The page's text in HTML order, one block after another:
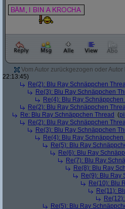
Vom Autor zurückgezogen oder
22:13:45)
Re(2): Blu Ray Schnäppchen
Re(3): Blu Ray Schnäppchen
Re(4): Blu Ray Schnäppchen
Re(2): Blu Ray Schnäppchen
Re: Blu Ray Schnäppchen Thread (
Re(2): Blu Ray Schnäppchen
Re(3): Blu Ray Schnäppchen
Re(4): Blu Ray Schnäppchen
Re(5): Blu Ray
Re(6): Blu Ray
Re(7): Blu Ray
Re(8): Blu Ray
Re(9): Blu Ray
Re(10): Blu
Re(11):
Re(5): Blu Ray